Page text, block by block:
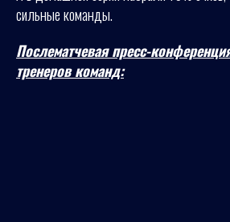
сильные команды.
Послематчевая пресс-
тренеров команд: